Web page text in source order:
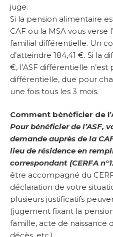
juge.
Si la pension alimentaire
CAF ou la MSA vous verse
familial différentielle. Un
d’atteindre 184,41 €. Si la
€, l’ASF différentielle n’est
différentielle, due pour
une fois tous les 3 mois.
Comment bénéficier de
Pour bénéficier de l’ASF,
demande auprès de la
lieu de résidence en
correspondant (CERFA
être accompagné du
déclaration de votre
plusieurs justificatifs
(jugement fixant la
famille, acte de naissance